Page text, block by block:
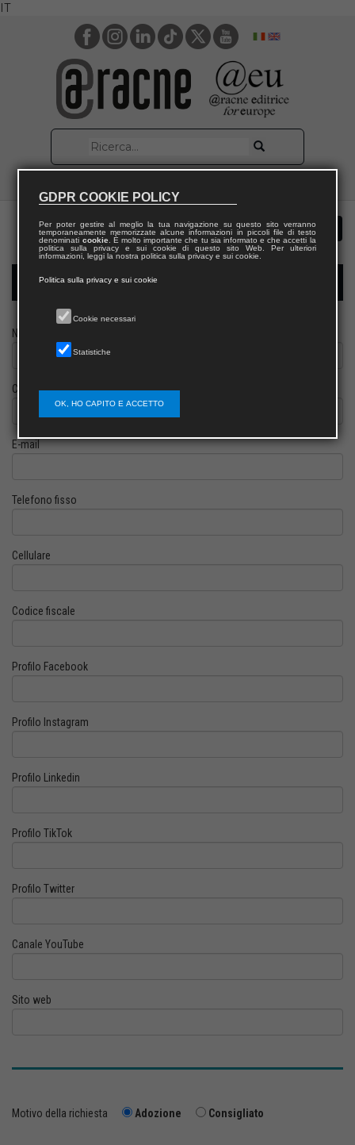
IT
Modulo richiesta saggio docente
Nome
Cognome
E-mail
Telefono fisso
Cellulare
Codice fiscale
Profilo Facebook
Profilo Instagram
Profilo Linkedin
Profilo TikTok
Profilo Twitter
Canale YouTube
Sito web
Motivo della richiesta Adozione Consigliato
GDPR COOKIE POLICY
Per poter gestire al meglio la tua navigazione su questo sito verranno
temporaneamente memorizzate alcune informazioni in piccoli file di testo
denominati cookie. È molto importante che tu sia informato e che accetti la
politica sulla privacy e sui cookie di questo sito Web. Per ulteriori
informazioni, leggi la nostra politica sulla privacy e sui cookie.
Politica sulla privacy e sui cookie
Cookie necessari
Statistiche
OK, HO CAPITO E ACCETTO